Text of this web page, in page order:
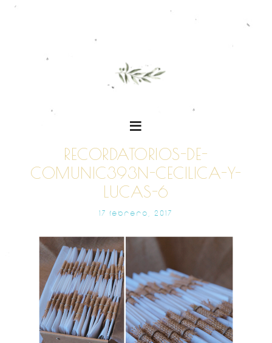
RECORDATORIOS-DE-
COMUNIC393N-CECILICA-Y-
LUCAS-6
17 FEBRERO, 2017